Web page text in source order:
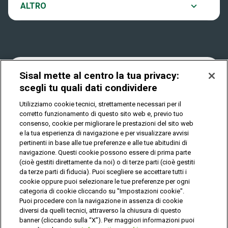
Play Your Date
Dove si gioca
Quanto si vince
Come riscuotere
ALTRO
Notifiche
Cookies
Privacy
IL GIOCO È VIETATO AI MINORI E PUÒ CAUSARE
DIPENDENZA PATOLOGICA
© Copyright Sisal Italia S.p.A. - P.I. 02433760135
Privacy Cookies
Mappa
del
sito
Sisal mette al centro la tua privacy:
scegli tu quali dati condividere
Utilizziamo cookie tecnici, strettamente necessari per il
corretto funzionamento di questo sito web e, previo tuo
consenso, cookie per migliorare le prestazioni del sito web
e la tua esperienza di navigazione e per visualizzare avvisi
pertinenti in base alle tue preferenze e alle tue abitudini di
navigazione. Questi cookie possono essere di prima parte
(cioè gestiti direttamente da noi) o di terze parti (cioè gestiti
da terze parti di fiducia). Puoi scegliere se accettare tutti i
cookie oppure puoi selezionare le tue preferenze per ogni
categoria di cookie cliccando su "Impostazioni cookie".
Puoi procedere con la navigazione in assenza di cookie
diversi da quelli tecnici, attraverso la chiusura di questo
banner (cliccando sulla “X”). Per maggiori informazioni puoi